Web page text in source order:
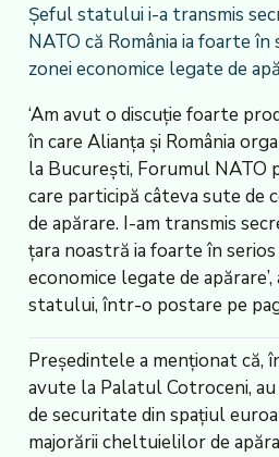
Șeful statului i-a transmis
NATO că România ia foarte
zonei economice legate de
‘Am avut o discuție foarte
în care Alianța și România
la București, Forumul NATO
care participă câteva sute de
de apărare. I-am transmis
țara noastră ia foarte în
economice legate de
statului, într-o postare pe
Președintele a menționat că,
avute la Palatul Cotroceni,
de securitate din spațiul
majorării cheltuielilor de